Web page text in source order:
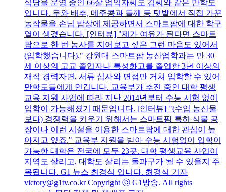
식당을 운영 중인 66살 엄익자씨도 김씨와 같은 만학도
입니다. 무와 배추, 메주콩과 들깨 등 텃밭에서 직접 가꾼
농작물을 손님 밥상에 제공하면서 스마트팜에 대한 학구
열이 생겼습니다. [인터뷰] "제가 여유가 된다면 스마트
팜으로 한 번 농사를 지어보고 싶은 그런 마음도 있어서
(입학했습니다)." 강원대 스마트팜 농산업학과는 만 30
세 이상의 고교 졸업자나 특성화고를 졸업한 3년 이상의
재직 경력자면, 서류 심사와 면접만 거쳐 입학할 수 있어
만학도들에게 인깁니다. 교육부가 추진 중인 대학 평생
교육 지원 사업에 따라 지난 2014년부터 수능 시험 없이
입학이 가능해졌기 때문입니다. [인터뷰] "(수입 농산물
보다) 경쟁력을 키우기 위해서는 스마트팜 특히 식물 공
장이나 이런 시설을 이용한 스마트팜에 대한 관심이 높
아지고 있죠." 교육부 지원을 받아 수능 시험없이 입학이
가능한 대학은 전국에 모두 23곳. 대학 평생교육 사업이
지역도 살리고, 대학도 살리는 돌파구가 될 수 있을지 주
목됩니다. G1 뉴스 최경식 입니다. 최경식 기자
victory@g1tv.co.kr Copyright ⓒ G1방송. All rights